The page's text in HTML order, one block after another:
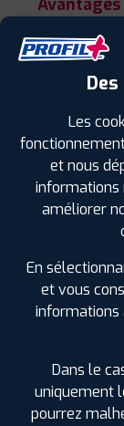
dessus
Usure
Bruit
routes
Les
et nous
informations
améliorer
En
et vous
informations
Dans le
uniquement
pourrez